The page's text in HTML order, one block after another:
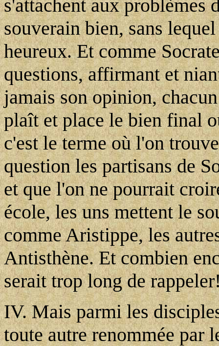
s'attachent aux problèmes
souverain bien, sans
heureux. Et comme
questions, affirmant et
jamais son opinion,
plaît et place le bien final
c'est le terme où l'on
question les partisans de
et que l'on ne pourrait
école, les uns mettent le
comme Aristippe, les
Antisthène. Et combien
serait trop long de
IV. Mais parmi les
toute autre renommée par